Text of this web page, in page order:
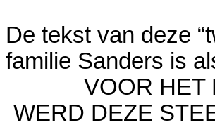
De tekst van deze
familie Sanders is
VOOR HET
WERD DEZE